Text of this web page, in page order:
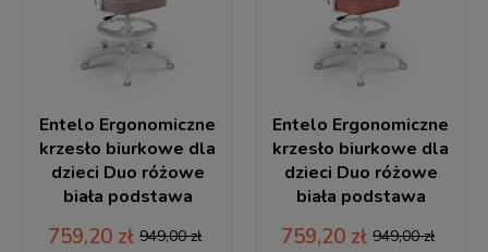
Entelo Ergonomiczne
krzesło biurkowe dla
dzieci Duo różowe
biała podstawa
759,20 zł 949,00 zł
Entelo Ergonomiczne
krzesło biurkowe dla
dzieci Duo różowe
biała podstawa
759,20 zł 949,00 zł